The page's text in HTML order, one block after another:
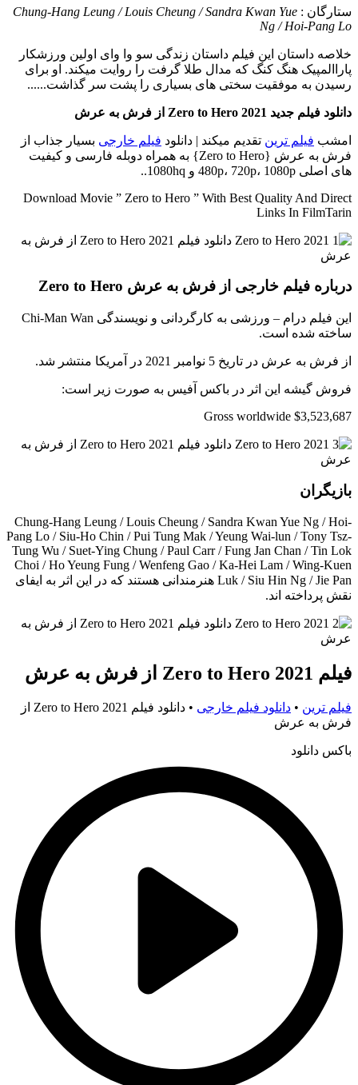
ستارگان : Chung-Hang Leung / Louis Cheung / Sandra Kwan Yue
Ng / Hoi-Pang Lo
خلاصه داستان این فیلم داستان زندگی سو وا وای اولین ورزشکار
پاراالمپیک هنگ کنگ که مدال طلا گرفت را روایت میکند. او برای
رسیدن به موفقیت سختی های بسیاری را پشت سر گذاشت......
دانلود فیلم جدید Zero to Hero 2021 از فرش به عرش
امشب فیلم ترین تقدیم میکند | دانلود فیلم خارجی بسیار جذاب از
فرش به عرش {Zero to Hero} به همراه دوبله فارسی و کیفیت
های اصلی 480p، 720p، 1080p و 1080hq..
Download Movie ” Zero to Hero ” With Best Quality And Direct
Links In FilmTarin
درباره فیلم خارجی از فرش به عرش Zero to Hero
این فیلم درام – ورزشی به کارگردانی و نویسندگی Chi-Man Wan
ساخته شده است.
از فرش به عرش در تاریخ 5 نوامبر 2021 در آمریکا منتشر شد.
فروش گیشه این اثر در باکس آفیس به صورت زیر است:
Gross worldwide $3,523,687
بازیگران
Chung-Hang Leung / Louis Cheung / Sandra Kwan Yue Ng / Hoi-
Pang Lo / Siu-Ho Chin / Pui Tung Mak / Yeung Wai-lun / Tony Tsz-
Tung Wu / Suet-Ying Chung / Paul Carr / Fung Jan Chan / Tin Lok
Choi / Ho Yeung Fung / Wenfeng Gao / Ka-Hei Lam / Wing-Kuen
Luk / Siu Hin Ng / Jie Pan هنرمندانی هستند که در این اثر به ایفای
نقش پرداخته اند.
فیلم Zero to Hero 2021 از فرش به عرش
فیلم ترین • دانلود فیلم خارجی •
دانلود فیلم Zero to Hero 2021 از
فرش به عرش
باکس دانلود